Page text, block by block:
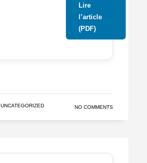
Lire
l’article
(PDF)
UNCATEGORIZED NO COMMENTS